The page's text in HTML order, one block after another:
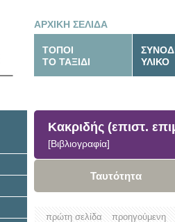
ΑΡΧΙΚΗ ΣΕΛΙΔΑ
ΤΟΠΟΙ
ΤΟ ΤΑΞΙΔΙ
ΥΛΙΚΟ
Κακριδής (επιστ.
[Βιβλιογραφία]
Ταυτότητα
πρώτη σελίδα προηγούμενη